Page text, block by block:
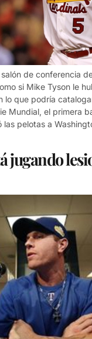
de conferencia
si Mike Tyson le
lo que podría
Mundial, el primera
las pelotas a
jugando